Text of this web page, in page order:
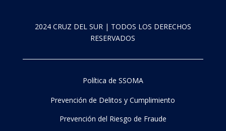
2024 CRUZ DEL SUR | TODOS LOS DERECHOS
RESERVADOS
Política de SSOMA
Prevención de Delitos y Cumplimiento
Prevención del Riesgo de Fraude